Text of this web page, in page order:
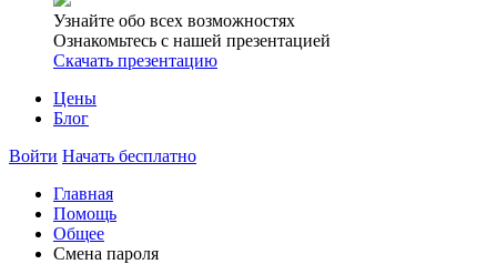
Узнайте обо всех возможностях
Ознакомьтесь с нашей презентацией
Скачать презентацию
Цены
Блог
Войти Начать бесплатно
Главная
Помощь
Общее
Смена пароля